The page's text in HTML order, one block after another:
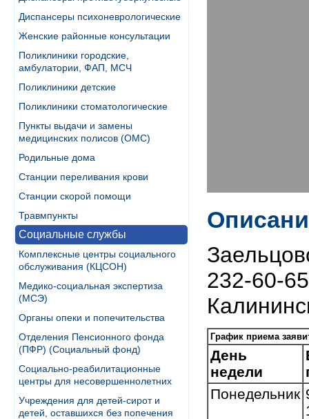
Диспансеры психоневрологические
Женские районные консультации
Поликлиники городские,
амбулатории, ФАП, МСЧ
Поликлиники детские
Поликлиники стоматологические
Пункты выдачи и замены
медицинских полисов (ОМС)
Родильные дома
Станции переливания крови
Станции скорой помощи
Травмпункты
Социальные службы
Комплексные центры социального
обслуживания (КЦСОН)
Медико-социальная экспертиза
(МСЭ)
Органы опеки и попечительства
Отделения Пенсионного фонда
(ПФР) (Социальный фонд)
Социально-реабилитационные
центры для несовершеннолетних
Учреждения для детей-сирот и
детей, оставшихся без попечения
232-60-65
График приема
День
недели
Понедельник